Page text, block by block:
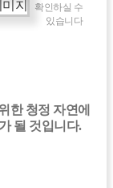
확인하실 수
있습니다
한 청정 자연에
될 것입니다.